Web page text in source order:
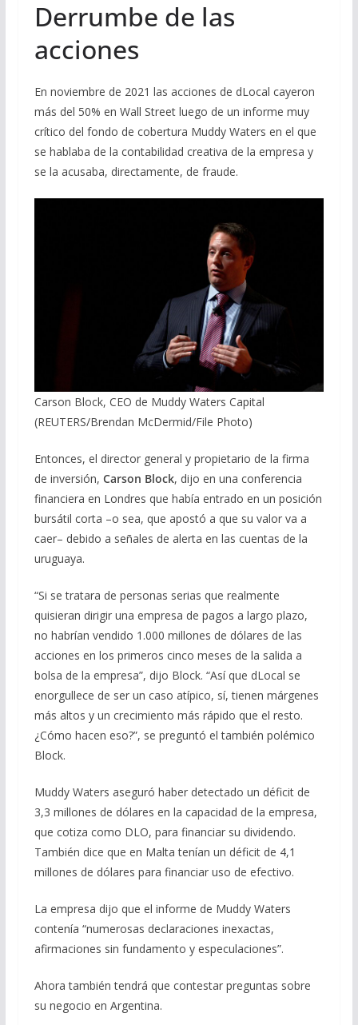
Derrumbe de las
acciones
En noviembre de 2021 las acciones de dLocal cayeron
más del 50% en Wall Street luego de un informe muy
crítico del fondo de cobertura Muddy Waters en el que
se hablaba de la contabilidad creativa de la empresa y
se la acusaba, directamente, de fraude.
Carson Block, CEO de Muddy Waters Capital
(REUTERS/Brendan McDermid/File Photo)
Entonces, el director general y propietario de la firma
de inversión, Carson Block, dijo en una conferencia
financiera en Londres que había entrado en un posición
bursátil corta –o sea, que apostó a que su valor va a
caer– debido a señales de alerta en las cuentas de la
uruguaya.
“Si se tratara de personas serias que realmente
quisieran dirigir una empresa de pagos a largo plazo,
no habrían vendido 1.000 millones de dólares de las
acciones en los primeros cinco meses de la salida a
bolsa de la empresa”, dijo Block. “Así que dLocal se
enorgullece de ser un caso atípico, sí, tienen márgenes
más altos y un crecimiento más rápido que el resto.
¿Cómo hacen eso?”, se preguntó el también polémico
Block.
Muddy Waters aseguró haber detectado un déficit de
3,3 millones de dólares en la capacidad de la empresa,
que cotiza como DLO, para financiar su dividendo.
También dice que en Malta tenían un déficit de 4,1
millones de dólares para financiar uso de efectivo.
La empresa dijo que el informe de Muddy Waters
contenía “numerosas declaraciones inexactas,
afirmaciones sin fundamento y especulaciones”.
Ahora también tendrá que contestar preguntas sobre
su negocio en Argentina.